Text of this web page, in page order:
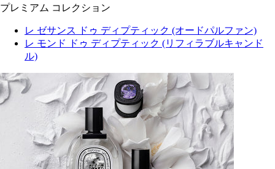
プレミアム コレクション
レ ゼサンス ドゥ ディプティック (オードパルファン)
レ モンド ドゥ ディプティック (リフィラブルキャンド
ル)